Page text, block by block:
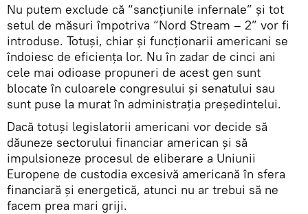
Nu putem exclude că “sancțiunile infernale” și tot
setul de măsuri împotriva “Nord Stream – 2” vor fi
introduse. Totuși, chiar și funcționarii americani se
îndoiesc de eficiența lor. Nu în zadar de cinci ani
cele mai odioase propuneri de acest gen sunt
blocate în culoarele congresului și senatului sau
sunt puse la murat în administrația președintelui.
Dacă totuși legislatorii americani vor decide să
dăuneze sectorului financiar american și să
impulsioneze procesul de eliberare a Uniunii
Europene de custodia excesivă americană în sfera
financiară și energetică, atunci nu ar trebui să ne
facem prea mari griji.